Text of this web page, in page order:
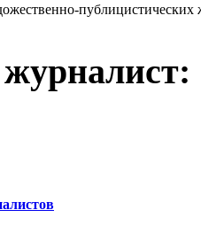
публицистических